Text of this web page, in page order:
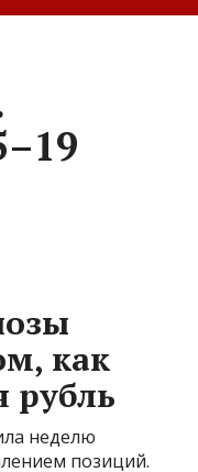
как
рубль
неделю
позиций.